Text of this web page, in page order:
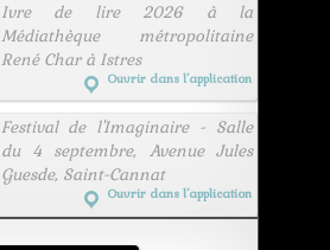
Ivre de lire 2026 à la
Médiathèque métropolitaine
René Char à Istres
Ouvrir dans l’application
Festival de l'Imaginaire - Salle
du 4 septembre, Avenue Jules
Guesde, Saint-Cannat
Ouvrir dans l’application